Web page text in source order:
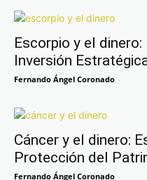
Escorpio y el
Inversión
Fernando Ángel Coronado -
Cáncer y el dinero:
Protección del
Fernando Ángel Coronado -